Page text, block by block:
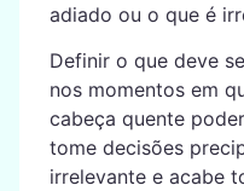
adiado ou o que é
Definir o que deve
nos momentos em
cabeça quente
tome decisões
irrelevante e acabe